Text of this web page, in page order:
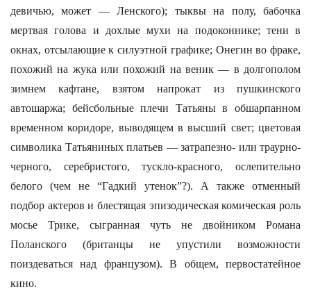
девичью, может — Ленского); тыквы на полу, бабочка
мертвая голова и дохлые мухи на подоконнике; тени в
окнах, отсылающие к силуэтной графике; Онегин во фраке,
похожий на жука или похожий на веник — в долгополом
зимнем кафтане, взятом напрокат из пушкинского
автошаржа; бейсбольные плечи Татьяны в обшарпанном
временном коридоре, выводящем в высший свет; цветовая
символика Татьяниных платьев — затрапезно- или траурно-
черного, серебристого, тускло-красного, ослепительно
белого (чем не “Гадкий утенок”?). А также отменный
подбор актеров и блестящая эпизодическая комическая роль
мосье Трике, сыгранная чуть не двойником Романа
Поланского (британцы не упустили возможности
поиздеваться над французом). В общем, первостатейное
кино.